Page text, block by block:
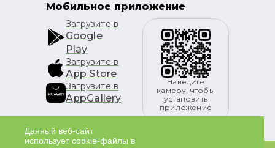
Мобильное приложение
Загрузите в
Google
Play
Загрузите в
App Store
Загрузите в
AppGallery
Наведите
камеру, чтобы
установить
приложение
Данный веб-сайт
использует cookie-файлы в